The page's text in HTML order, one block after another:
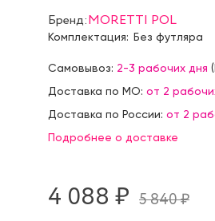
Бренд:MORETTI POL
Комплектация: Без футляра
Самовывоз: 2-3 рабочих дня (
Доставка по МО: от 2
Доставка по России: от 2
Подробнее о доставке
4 088 ₷ 5 840 ₷